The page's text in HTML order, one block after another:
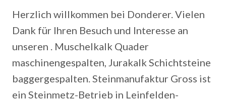
Herzlich willkommen bei Donderer. Vielen
Dank für Ihren Besuch und Interesse an
unseren . Muschelkalk Quader
maschinengespalten, Jurakalk Schichtsteine
baggergespalten. Steinmanufaktur Gross ist
ein Steinmetz-Betrieb in Leinfelden-